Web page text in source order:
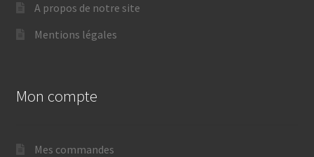
A propos de notre site
Mentions légales
Mon compte
Mes commandes